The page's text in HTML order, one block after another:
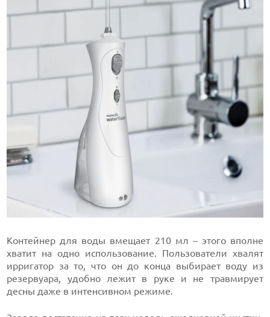
Контейнер для воды вмещает 210 мл – этого вполне
хватит на одно использование. Пользователи хвалят
ирригатор за то, что он до конца выбирает воду из
резервуара, удобно лежит в руке и не травмирует
десны даже в интенсивном режиме.